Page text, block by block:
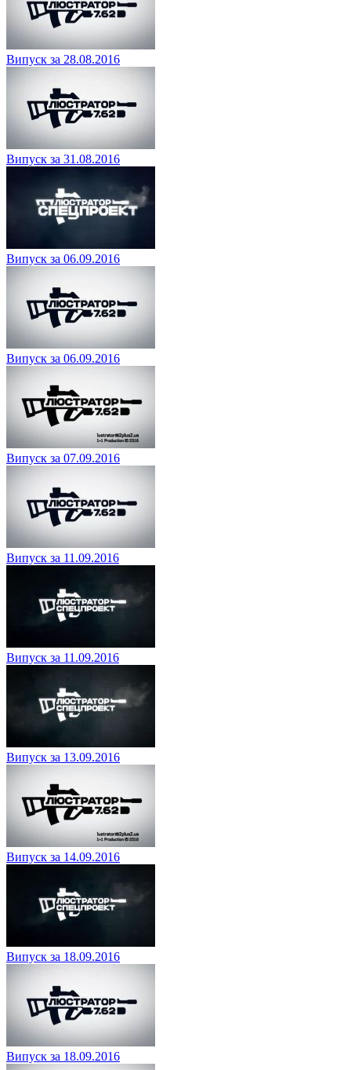
Випуск за 28.08.2016
Випуск за 31.08.2016
Випуск за 06.09.2016
Випуск за 06.09.2016
Випуск за 07.09.2016
Випуск за 11.09.2016
Випуск за 11.09.2016
Випуск за 13.09.2016
Випуск за 14.09.2016
Випуск за 18.09.2016
Випуск за 18.09.2016